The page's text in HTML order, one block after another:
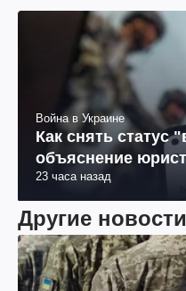
Война в Украине
Как снять статус
объяснение
23 часа назад
Другие новости